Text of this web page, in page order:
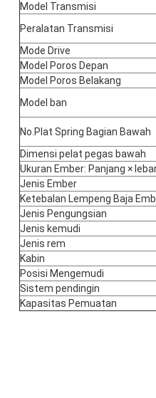
Model Transmisi
Peralatan Transmisi
Mode Drive
Model Poros Depan
Model Poros Belakang
Model ban
No.Plat Spring Bagian Bawah
Dimensi pelat pegas bawah
Ukuran Ember: Panjang ×
Jenis Ember
Ketebalan Lempeng Baja
Jenis Pengungsian
Jenis kemudi
Jenis rem
Kabin
Posisi Mengemudi
Sistem pendingin
Kapasitas Pemuatan